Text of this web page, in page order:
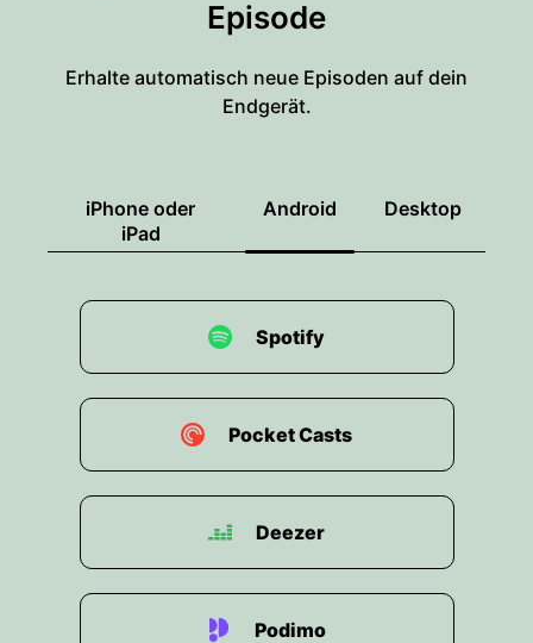
Episode
Erhalte automatisch neue Episoden auf dein
Endgerät.
iPhone oder
iPad
Android Desktop
Spotify
Pocket Casts
Deezer
Podimo